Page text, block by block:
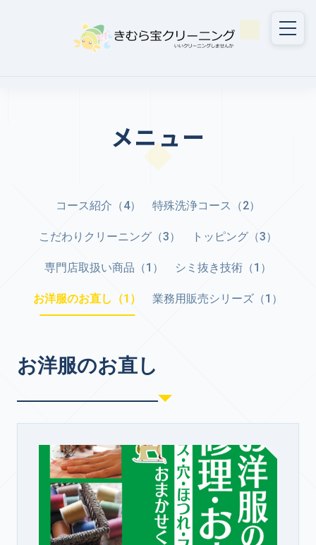
メニュー
コース紹介（4） 特殊洗浄コース（2）
こだわりクリーニング（3） トッピング（3）
専門店取扱い商品（1） シミ抜き技術（1）
お洋服のお直し（1） 業務用販売シリーズ（1）
お洋服のお直し